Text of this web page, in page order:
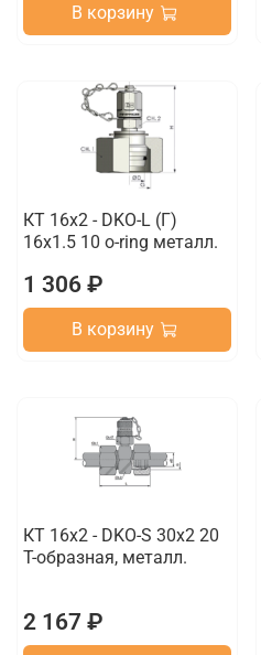
В корзину
КТ 16x2 - DKO-L (Г)
16x1.5 10 o-ring металл.
1 306 ₽
В корзину
КТ 16x2 - DKO-S 30x2 20
T-образная, металл.
2 167 ₽